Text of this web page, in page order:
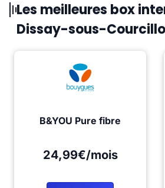
Les meilleures box
Dissay-sous-
B&YOU Pure fibre
24,99€/mois